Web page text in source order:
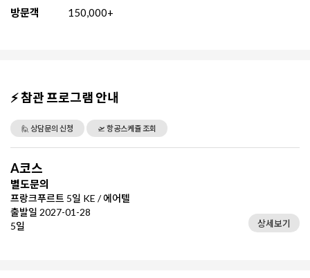
방문객
150,000+
⚡ 참관 프로그램 안내
🙋 상담문의 신청 🛫 항공스케쥴 조회
A코스
별도문의
프랑크푸르트 5일 KE / 에어텔
출발일 2027-01-28
5일
상세보기